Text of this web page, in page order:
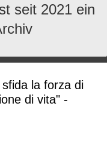
seit 2021 ein
la forza di
di vita" -